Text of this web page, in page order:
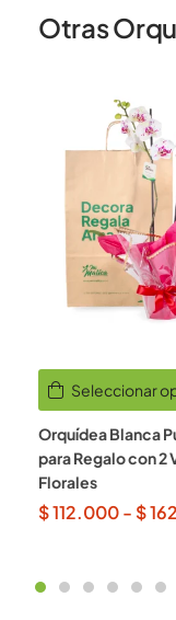
Otras
Seleccionar
Orquídea Blanca
para Regalo con 2
Florales
$112.000- $